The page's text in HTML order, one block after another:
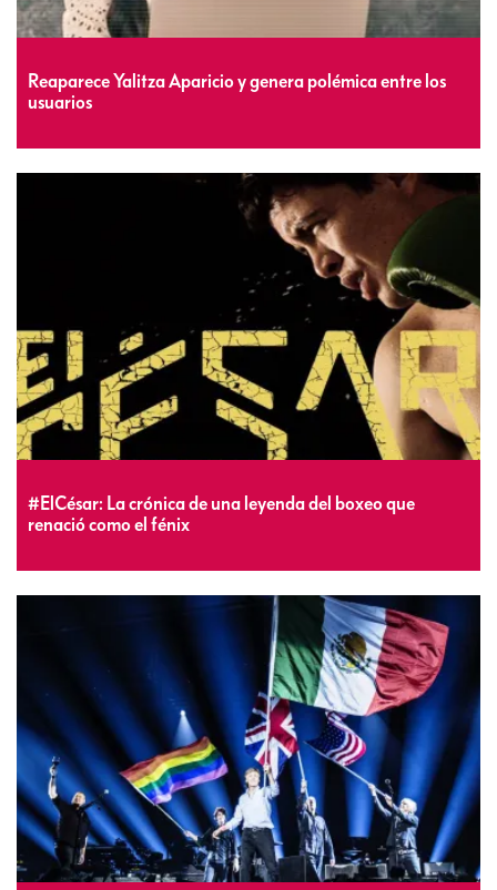
Reaparece Yalitza Aparicio y genera polémica entre los
usuarios
#ElCésar: La crónica de una leyenda del boxeo que
renació como el fénix